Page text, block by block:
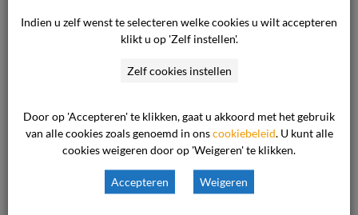
over gezichtsscherpten uit eerdere metingen. Zij
consument is door een andere optometriste
optometriste als minder waardevol vanwege
het feit dat zij in praktische zin nauwelijks tot
geen optometrische handelingen meer uitvoert.
De vraag blijft of een bedrijf als het onze
Indien u zelf wenst te selecteren welke cookies u wilt accepteren
klikt u op 'Zelf instellen'.
Zelf cookies instellen
Door op 'Accepteren' te klikken, gaat u akkoord met het gebruik
van alle cookies zoals genoemd in onscookiebeleid. U kunt alle
cookies weigeren door op 'Weigeren' te klikken.
Accepteren Weigeren